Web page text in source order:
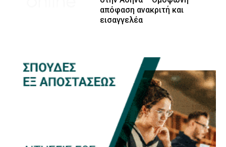
απόφαση ανακριτή και
εισαγγελέα